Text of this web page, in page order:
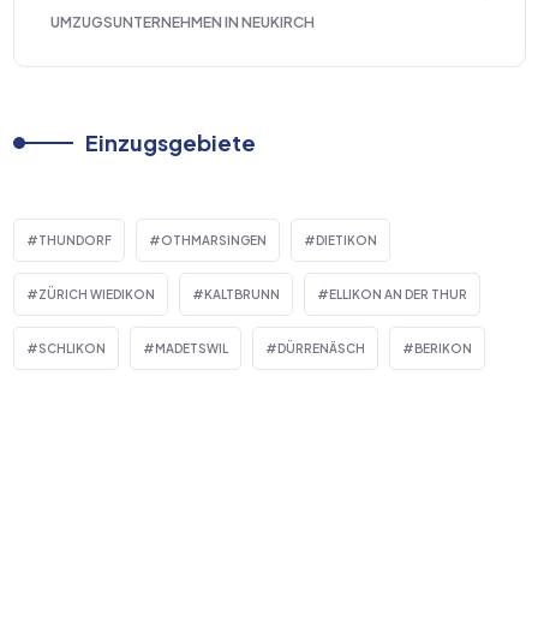
UMZUGSUNTERNEHMEN IN NEUKIRCH
Einzugsgebiete
THUNDORF OTHMARSINGEN DIETIKON
ZÜRICH WIEDIKON KALTBRUNN ELLIKON AN DER THUR
SCHLIKON MADETSWIL DÜRRENÄSCH BERIKON